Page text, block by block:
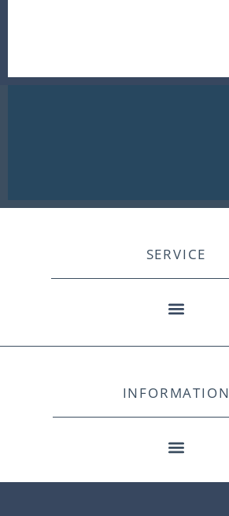
SERVICE
INFORMATION